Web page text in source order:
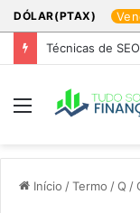
DÓLAR(PTAX)
Técnicas de
Menu
Início /Termo /Q /